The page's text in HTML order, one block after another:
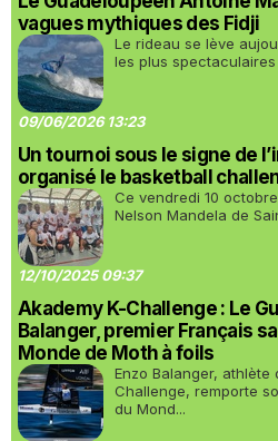
vagues mythiques des Fidji
Le rideau se lève
les plus
09/06/2026 13:23
Un tournoi sous le signe de
organisé le basketball
Ce vendredi 10
Nelson Mandela de
12/10/2025 09:37
Akademy K-Challenge : Le
Balanger, premier Français
Monde de Moth à foils
Enzo Balanger, athlète
Challenge, remporte
du Mond...